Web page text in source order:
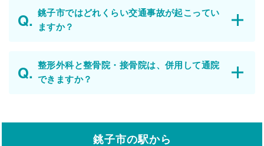
銚子市ではどれくらい交通事故が起こってい
ますか？
整形外科と整骨院・接骨院は、併用して通院
できますか？
銚子市の駅から